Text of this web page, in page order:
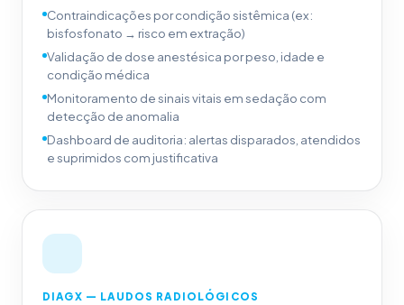
Contraindicações por condição sistêmica (ex:
bisfosfonato → risco em extração)
Validação de dose anestésica por peso, idade e
condição médica
Monitoramento de sinais vitais em sedação com
detecção de anomalia
Dashboard de auditoria: alertas disparados, atendidos
e suprimidos com justificativa
DIAGX — LAUDOS RADIOLÓGICOS